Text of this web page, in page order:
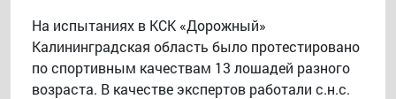
На испытаниях в КСК «Дорожный»
Калининградская область было протестировано
по спортивным качествам 13 лошадей разного
возраста. В качестве экспертов работали с.н.с.